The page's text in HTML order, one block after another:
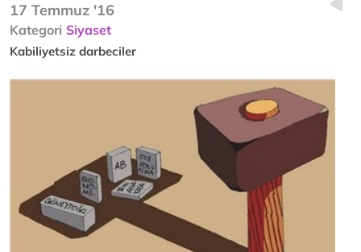
17 Temmuz '16
Kategori Siyaset
Kabiliyetsiz darbeciler